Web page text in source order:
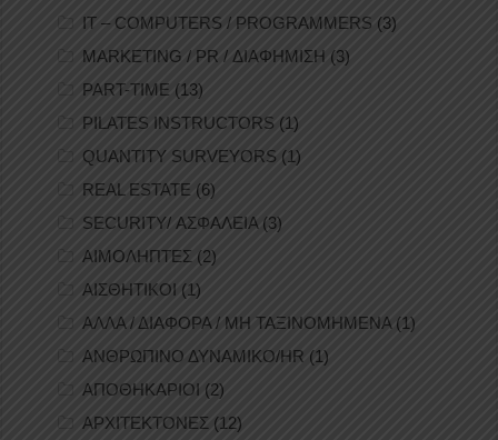
IT – COMPUTERS / PROGRAMMERS (3)
MARKETING / PR / ΔΙΑΦΗΜΙΣΗ (3)
PART-TIME (13)
PILATES INSTRUCTORS (1)
QUANTITY SURVEYORS (1)
REAL ESTATE (6)
SECURITY/ ΑΣΦΑΛΕΙΑ (3)
ΑΙΜΟΛΗΠΤΕΣ (2)
ΑΙΣΘΗΤΙΚΟΙ (1)
ΑΛΛΑ / ΔΙΑΦΟΡΑ / ΜΗ ΤΑΞΙΝΟΜΗΜΕΝΑ (1)
ΑΝΘΡΩΠΙΝΟ ΔΥΝΑΜΙΚΟ/HR (1)
ΑΠΟΘΗΚΑΡΙΟΙ (2)
ΑΡΧΙΤΕΚΤΟΝΕΣ (12)